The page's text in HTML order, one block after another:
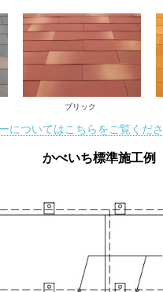
ブリック
についてはこちらをご覧くだ
かべいち標準施工例